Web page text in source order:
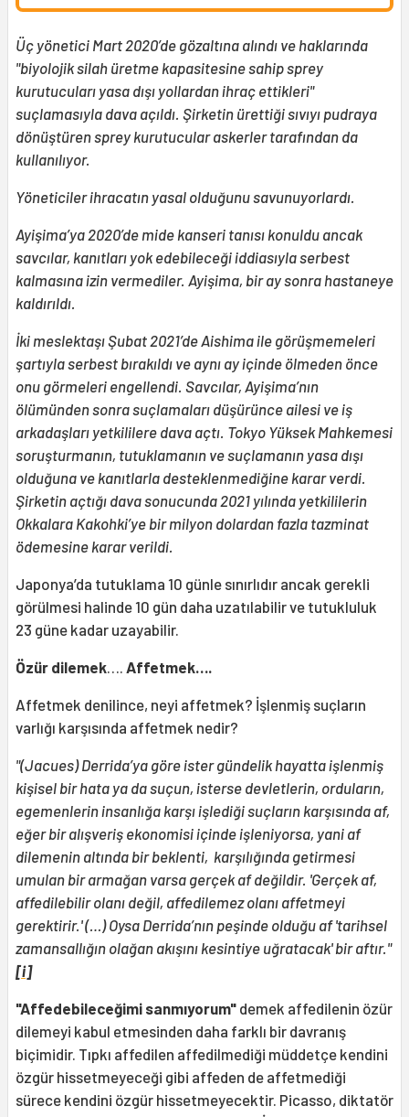
Üç yönetici Mart 2020’de gözaltına alındı ve haklarında
"biyolojik silah üretme kapasitesine sahip sprey
kurutucuları yasa dışı yollardan ihraç ettikleri"
suçlamasıyla dava açıldı. Şirketin ürettiği sıvıyı pudraya
dönüştüren sprey kurutucular askerler tarafından da
kullanılıyor.
Yöneticiler ihracatın yasal olduğunu savunuyorlardı.
Ayişima’ya 2020’de mide kanseri tanısı konuldu ancak
savcılar, kanıtları yok edebileceği iddiasıyla serbest
kalmasına izin vermediler. Ayişima, bir ay sonra hastaneye
kaldırıldı.
İki meslektaşı Şubat 2021’de Aishima ile görüşmemeleri
şartıyla serbest bırakıldı ve aynı ay içinde ölmeden önce
onu görmeleri engellendi. Savcılar, Ayişima’nın
ölümünden sonra suçlamaları düşürünce ailesi ve iş
arkadaşları yetkililere dava açtı. Tokyo Yüksek Mahkemesi
soruşturmanın, tutuklamanın ve suçlamanın yasa dışı
olduğuna ve kanıtlarla desteklenmediğine karar verdi.
Şirketin açtığı dava sonucunda 2021 yılında yetkililerin
Okkalara Kakohki’ye bir milyon dolardan fazla tazminat
ödemesine karar verildi.
Japonya’da tutuklama 10 günle sınırlıdır ancak gerekli
görülmesi halinde 10 gün daha uzatılabilir ve tutukluluk
23 güne kadar uzayabilir.
Özür dilemek Affetmek….
Affetmek denilince, neyi affetmek? İşlenmiş suçların
varlığı karşısında affetmek nedir?
"(Jacues) Derrida’ya göre ister gündelik hayatta işlenmiş
kişisel bir hata ya da suçun, isterse devletlerin, orduların,
egemenlerin insanlığa karşı işlediği suçların karşısında af,
eğer bir alışveriş ekonomisi içinde işleniyorsa, yani af
dilemenin altında bir beklenti, karşılığında getirmesi
umulan bir armağan varsa gerçek af değildir. 'Gerçek af,
affedilebilir olanı değil, affedilemez olanı affetmeyi
gerektirir.' (…) Oysa Derrida’nın peşinde olduğu af 'tarihsel
zamansallığın olağan akışını kesintiye uğratacak' bir aftır."
[i]
"Affedebileceğimi sanmıyorum" demek affedilenin özür
dilemeyi kabul etmesinden daha farklı bir davranış
biçimidir. Tıpkı affedilen affedilmediği müddetçe kendini
özgür hissetmeyeceği gibi affeden de affetmediği
sürece kendini özgür hissetmeyecektir. Picasso, diktatör